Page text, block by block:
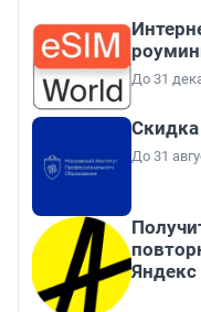
До 31
Скидка
До 31